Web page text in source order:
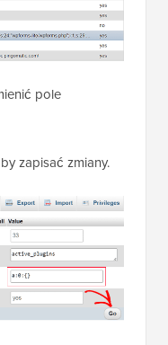
pole
zapisać zmiany.